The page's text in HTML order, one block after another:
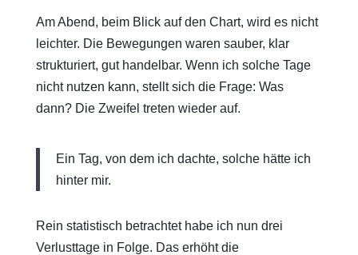
Am Abend, beim Blick auf den Chart, wird es nicht
leichter. Die Bewegungen waren sauber, klar
strukturiert, gut handelbar. Wenn ich solche Tage
nicht nutzen kann, stellt sich die Frage: Was
dann? Die Zweifel treten wieder auf.
Ein Tag, von dem ich dachte, solche hätte ich
hinter mir.
Rein statistisch betrachtet habe ich nun drei
Verlusttage in Folge. Das erhöht die